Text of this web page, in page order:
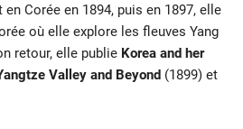
Corée en 1894, puis en 1897, elle
où elle explore les fleuves Yang
retour, elle publie Korea and her
Valley and Beyond (1899) et